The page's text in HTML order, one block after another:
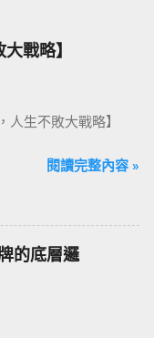
戰略】
人生不敗大戰略】
閱讀完整內容 »
的底層邏